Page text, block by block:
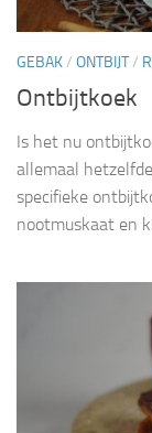
GEBAK/ ONTBIJT/
Ontbijtkoek
Is het nu
allemaal
specifieke
nootmuskaat en